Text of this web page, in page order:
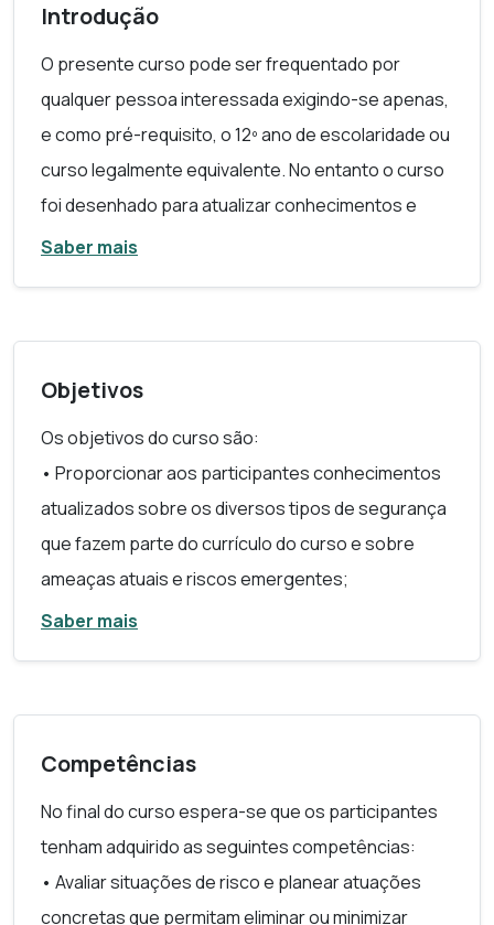
Introdução
O presente curso pode ser frequentado por
qualquer pessoa interessada exigindo-se apenas,
e como pré-requisito, o 12º ano de escolaridade ou
curso legalmente equivalente. No entanto o curso
foi desenhado para atualizar conhecimentos e
competências dos Diretores de Segurança que já
profissional junto do DSP/PSP. (ver Portaria nº
304/2021, de 17 de dezembro).
Matricula e Acesso ao Curso
O resultado da sua candidatura (aceite/não aceite)
ser-lhe-á comunicado para o seu email. No caso de
ser aceite a sua matrícula será realizada
automaticamente não tendo de se preocupar com
essa questão administrativa.
Até ao início do Curso, receberá no seu e-mail
de acesso à Plataforma de
Académico para pagamento de propina).
Anulação de Matrícula
Na Universidade Aberta não existe a possibilidade
Saber mais
Objetivos
Os objetivos do curso são:
• Proporcionar aos participantes conhecimentos
atualizados sobre os diversos tipos de segurança
que fazem parte do currículo do curso e sobre
ameaças atuais e riscos emergentes;
• Proporcionar conhecimentos e competências
legalmente competem aos Diretores de
Segurança, designadamente:
serviços de empresas de segurança privada;
b) Gerir os recursos relacionados com a
segurança privada que lhe estejam atribuídos; c)
Saber mais
Competências
No final do curso espera-se que os participantes
tenham adquirido as seguintes competências:
• Avaliar situações de risco e planear atuações
concretas que permitam eliminar ou minimizar